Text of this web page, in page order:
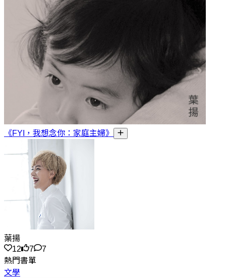
《FYI，我想念你：家庭主婦》
葉揚
12
7
7
熱門書單
文學